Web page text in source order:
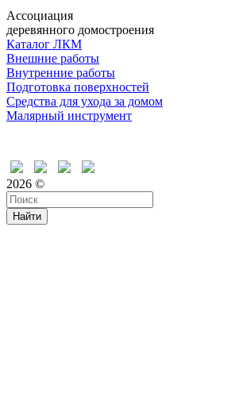
Ассоциация
деревянного домостроения
Каталог ЛКМ
Внешние работы
Внутренние работы
Подготовка поверхностей
Средства для ухода за домом
Малярный инструмент
2026 ©
Найти